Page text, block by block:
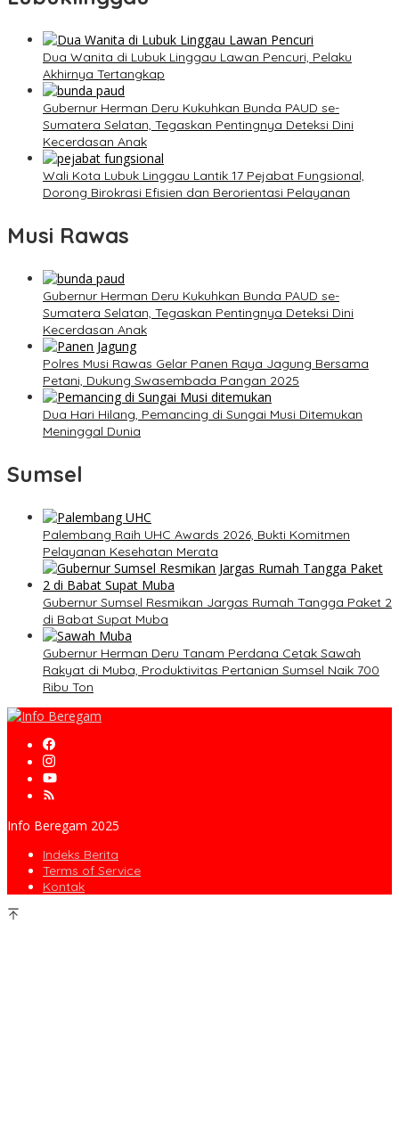
Dua Wanita di Lubuk Linggau Lawan Pencuri, Pelaku
Akhirnya Tertangkap
Gubernur Herman Deru Kukuhkan Bunda PAUD se-
Sumatera Selatan, Tegaskan Pentingnya Deteksi Dini
Kecerdasan Anak
Wali Kota Lubuk Linggau Lantik 17 Pejabat Fungsional,
Dorong Birokrasi Efisien dan Berorientasi Pelayanan
Musi Rawas
Gubernur Herman Deru Kukuhkan Bunda PAUD se-
Sumatera Selatan, Tegaskan Pentingnya Deteksi Dini
Kecerdasan Anak
Polres Musi Rawas Gelar Panen Raya Jagung Bersama
Petani, Dukung Swasembada Pangan 2025
Dua Hari Hilang, Pemancing di Sungai Musi Ditemukan
Meninggal Dunia
Sumsel
Palembang Raih UHC Awards 2026, Bukti Komitmen
Pelayanan Kesehatan Merata
Gubernur Sumsel Resmikan Jargas Rumah Tangga Paket 2
di Babat Supat Muba
Gubernur Herman Deru Tanam Perdana Cetak Sawah
Rakyat di Muba, Produktivitas Pertanian Sumsel Naik 700
Ribu Ton
Info Beregam 2025
Indeks Berita
Terms of Service
Kontak